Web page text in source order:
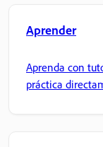
Aprender
Aprenda con
práctica